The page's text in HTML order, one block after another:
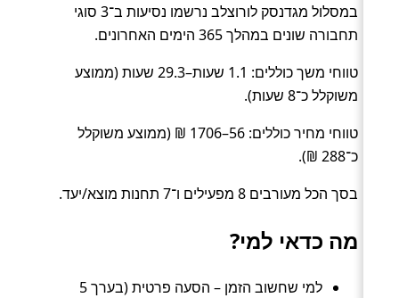
במסלול מגדנסק לורוצלב נרשמו נסיעות ב־3 סוגי
תחבורה שונים במהלך 365 הימים האחרונים.
טווחי משך כוללים: 1.1 שעות–29.3 שעות (ממוצע
משוקלל כ־8 שעות).
טווחי מחיר כוללים: 56–1706 ₪ (ממוצע משוקלל
כ־288 ₪).
בסך הכל מעורבים 8 מפעילים ו־7 תחנות מוצא/יעד.
מה כדאי למי?
למי שחשוב הזמן – הסעה פרטית (בערך 5